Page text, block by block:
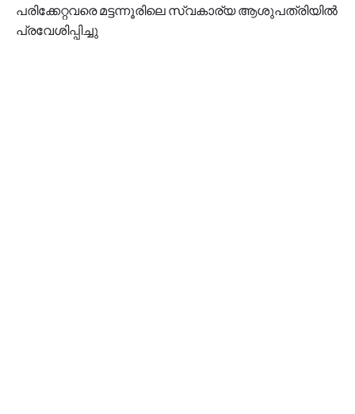
പരിക്കേറ്റവരെ മട്ടന്നൂരിലെ സ്വകാര്യ ആശുപത്രിയിൽ
പ്രവേശിപ്പിച്ചു